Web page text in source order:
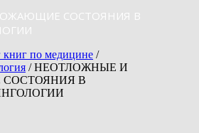
СОСТОЯНИЯ В
книг по медицине /
/ НЕОТЛОЖНЫЕ И
В